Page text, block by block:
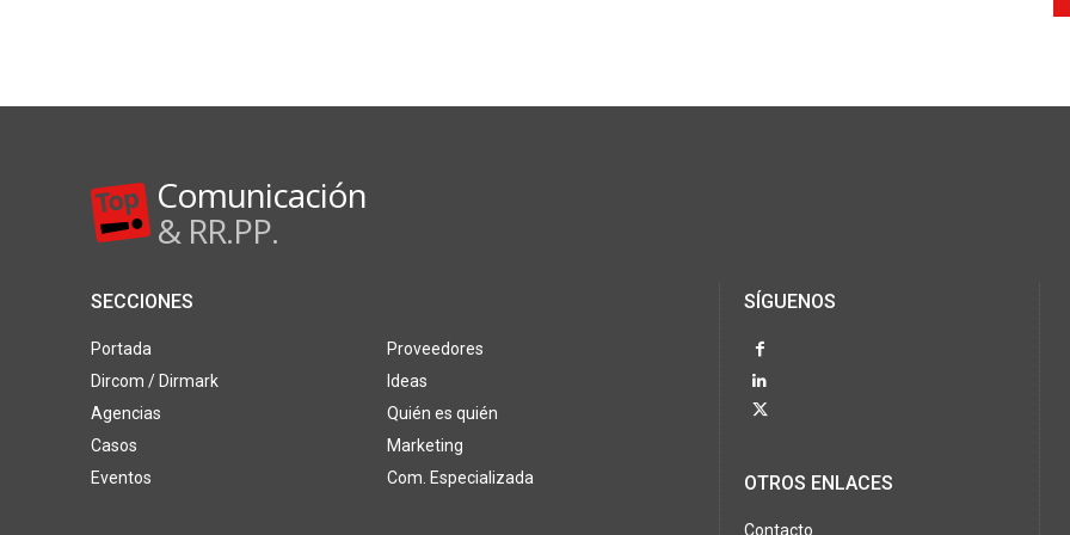
Comunicación
& RR.PP.
SECCIONES
Portada
Dircom / Dirmark
Agencias
Casos
Eventos
Proveedores
Ideas
Quién es quién
Marketing
Com. Especializada
SÍGUENOS
OTROS ENLACES
Contacto